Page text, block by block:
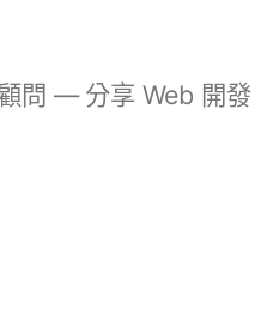
問 — 分享 Web 開